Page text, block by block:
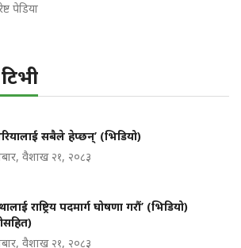
पेडिया
सबैले हेप्छन्’ (भिडियो)
वैशाख २१, २०८३
राष्ट्रिय पदमार्ग घोषणा गरौं’ (भिडियो)
वैशाख २१, २०८३